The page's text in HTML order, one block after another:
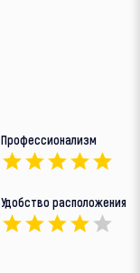
Профессионализм
Удобство расположения